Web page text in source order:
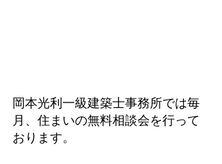
岡本光利一級建築士事務所では毎
月、住まいの無料相談会を行って
おります。